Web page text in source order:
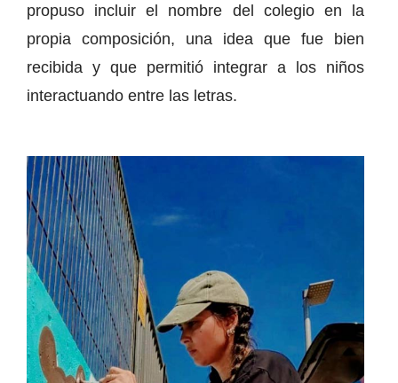
propuso incluir el nombre del colegio en la
propia composición, una idea que fue bien
recibida y que permitió integrar a los niños
interactuando entre las letras.